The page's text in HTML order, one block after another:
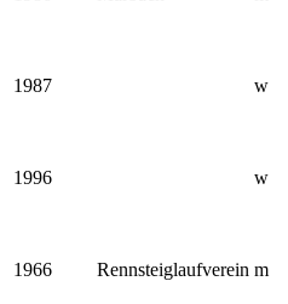
1987 w
1996 w
1966 Rennsteiglaufverein m